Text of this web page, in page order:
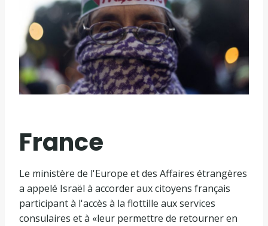
France
Le ministère de l'Europe et des Affaires étrangères
a appelé Israël à accorder aux citoyens français
participant à l'accès à la flottille aux services
consulaires et à «leur permettre de retourner en